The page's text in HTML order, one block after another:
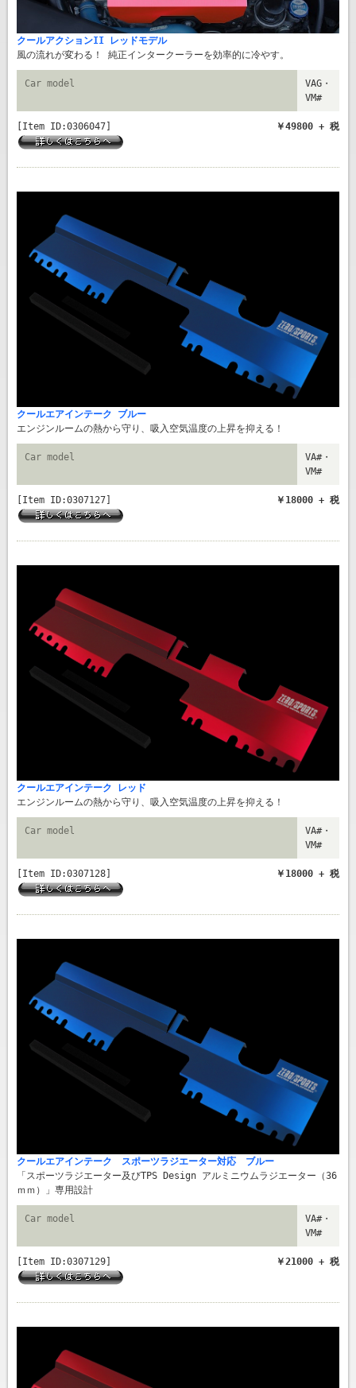
クールアクションII レッドモデル
風の流れが変わる！ 純正インタークーラーを効率的に冷やす。
Car model
VAG・
VM#
[Item ID:0306047] ￥49800 + 税
クールエアインテーク ブルー
エンジンルームの熱から守り、吸入空気温度の上昇を抑える！
Car model
VA#・
VM#
[Item ID:0307127] ￥18000 + 税
クールエアインテーク レッド
エンジンルームの熱から守り、吸入空気温度の上昇を抑える！
Car model
VA#・
VM#
[Item ID:0307128] ￥18000 + 税
クールエアインテーク スポーツラジエーター対応 ブルー
「スポーツラジエーター及びTPS Design アルミニウムラジエーター（36
ｍｍ）」専用設計
Car model
VA#・
VM#
[Item ID:0307129] ￥21000 + 税